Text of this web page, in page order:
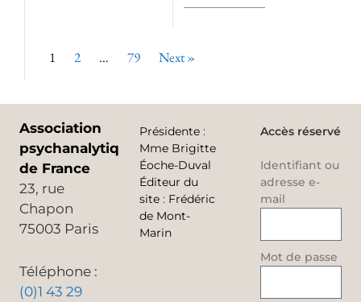
1 2 … 79 Next »
Association
psychanalytique
de France
23, rue
Chapon
75003 Paris
Téléphone :
(0)1 43 29
Présidente :
Mme Brigitte
Éoche-Duval
Éditeur du
site : Frédéric
de Mont-
Marin
Accès réservé
Identifiant ou
adresse e-
mail
Mot de passe